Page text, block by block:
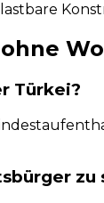
Türkei?
zu